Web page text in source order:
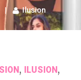
Ilusion
, ILUSION ,